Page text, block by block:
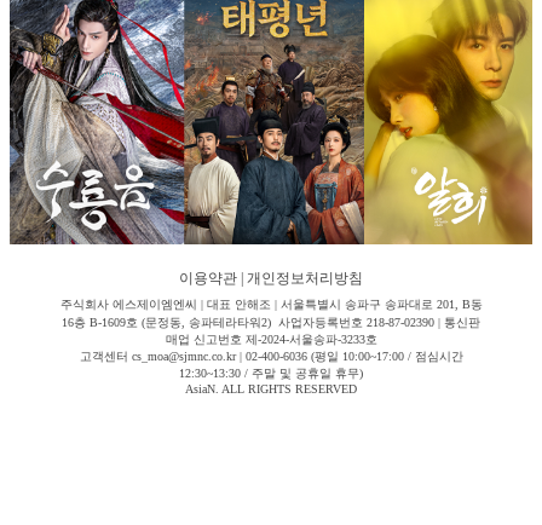
이용약관 개인정보처리방침
주식회사 에스제이엠엔씨 | 대표 안해조 | 서울특별시 송파구 송파대로 201, B동
16층 B-1609호 (문정동, 송파테라타워2) 사업자등록번호 218-87-02390 | 통신판
매업 신고번호 제-2024-서울송파-3233호
고객센터 cs_moa@sjmnc.co.kr | 02-400-6036 (평일 10:00~17:00 / 점심시간
12:30~13:30 / 주말 및 공휴일 휴무)
AsiaN. ALL RIGHTS RESERVED